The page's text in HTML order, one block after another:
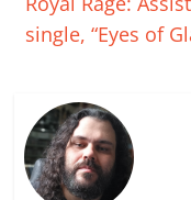
o
k
single, “Eyes of